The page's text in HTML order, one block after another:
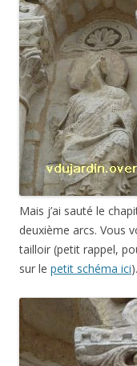
Mais j’ai sauté le
deuxième arcs. Vous
tailloir (petit rappel,
sur le petit schéma ici).